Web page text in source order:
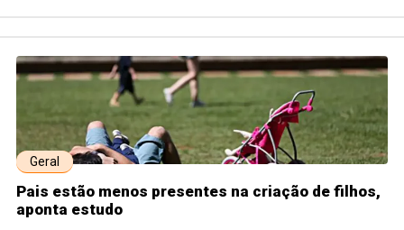
Geral
Pais estão menos presentes na criação de filhos,
aponta estudo